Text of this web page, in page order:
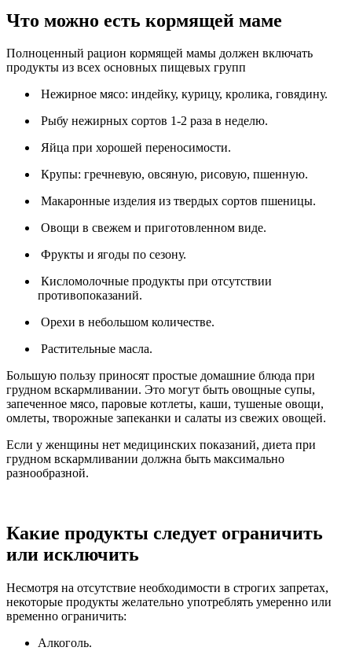
Что можно есть кормящей маме
Полноценный рацион кормящей мамы должен включать
продукты из всех основных пищевых групп
Нежирное мясо: индейку, курицу, кролика, говядину.
Рыбу нежирных сортов 1-2 раза в неделю.
Яйца при хорошей переносимости.
Крупы: гречневую, овсяную, рисовую, пшенную.
Макаронные изделия из твердых сортов пшеницы.
Овощи в свежем и приготовленном виде.
Фрукты и ягоды по сезону.
Кисломолочные продукты при отсутствии
противопоказаний.
Орехи в небольшом количестве.
Растительные масла.
Большую пользу приносят простые домашние блюда при
грудном вскармливании. Это могут быть овощные супы,
запеченное мясо, паровые котлеты, каши, тушеные овощи,
омлеты, творожные запеканки и салаты из свежих овощей.
Если у женщины нет медицинских показаний, диета при
грудном вскармливании должна быть максимально
разнообразной.
Какие продукты следует ограничить
или исключить
Несмотря на отсутствие необходимости в строгих запретах,
некоторые продукты желательно употреблять умеренно или
временно ограничить:
Алкоголь.